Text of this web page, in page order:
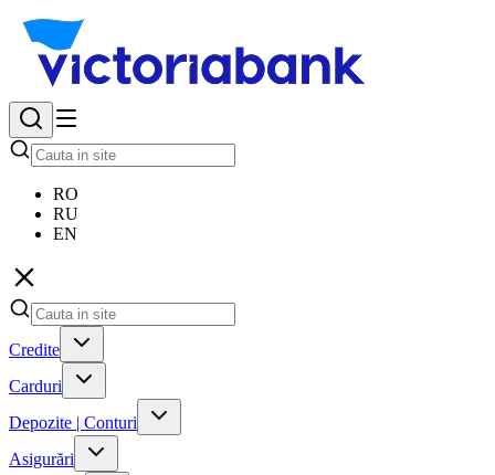
RO
RU
EN
Credite
Carduri
Depozite | Conturi
Asigurări